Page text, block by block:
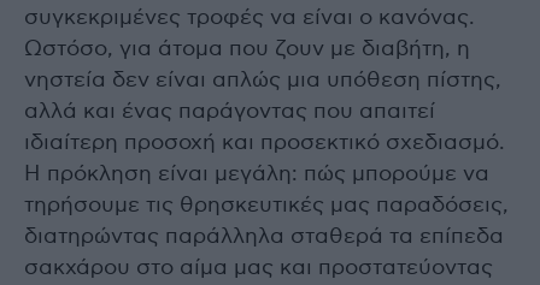
συγκεκριμένες τροφές να είναι ο κανόνας.
Ωστόσο, για άτομα που ζουν με διαβήτη, η
νηστεία δεν είναι απλώς μια υπόθεση πίστης,
αλλά και ένας παράγοντας που απαιτεί
ιδιαίτερη προσοχή και προσεκτικό σχεδιασμό.
Η πρόκληση είναι μεγάλη: πώς μπορούμε να
τηρήσουμε τις θρησκευτικές μας παραδόσεις,
διατηρώντας παράλληλα σταθερά τα επίπεδα
σακχάρου στο αίμα μας και προστατεύοντας